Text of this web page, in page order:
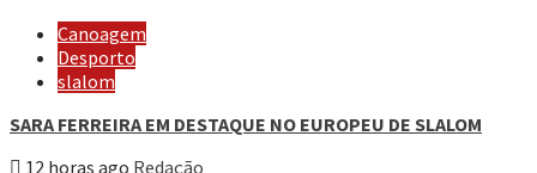
Canoagem
Desporto
slalom
SARA FERREIRA EM DESTAQUE NO EUROPEU DE SLALOM
12 horas ago Redação